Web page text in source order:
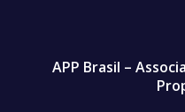
APP Brasil –